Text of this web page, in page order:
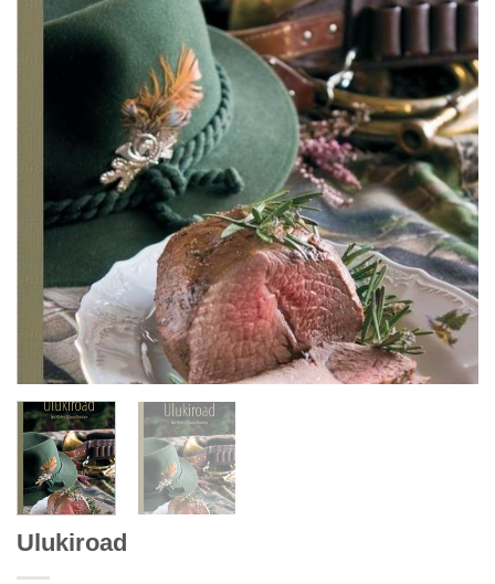
Ulukiroad